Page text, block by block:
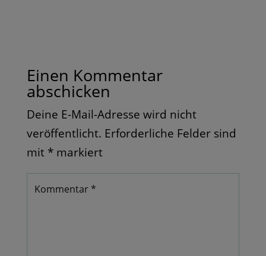
Einen Kommentar
abschicken
Deine E-Mail-Adresse wird nicht
veröffentlicht. Erforderliche Felder sind
mit *markiert